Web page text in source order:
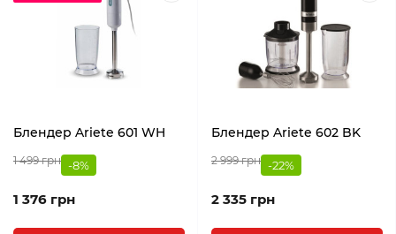
Блендер Ariete 601 WH
1 499 грн -8%
1 376 грн
Блендер Ariete 602 BK
2 999 грн -22%
2 335 грн